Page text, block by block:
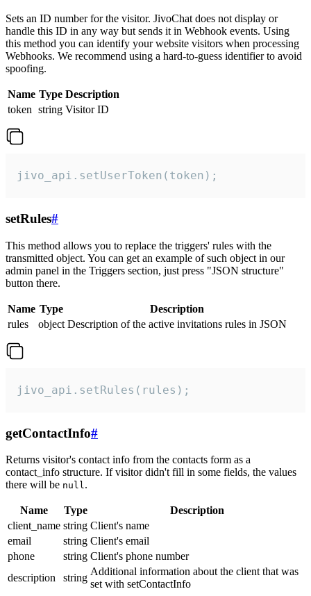
Sets an ID number for the visitor. JivoChat does not display or
handle this ID in any way but sends it in Webhook events. Using
this method you can identify your website visitors when processing
Webhooks. We recommend using a hard-to-guess identifier to avoid
spoofing.
Name Type Description
token string Visitor ID
jivo_api.setUserToken(token);
setRules#
This method allows you to replace the triggers' rules with the
transmitted object. You can get an example of such object in our
admin panel in the Triggers section, just press "JSON structure"
button there.
Name Type
Description
rules
object Description of the active invitations rules in JSON
jivo_api.setRules(rules);
getContactInfo#
Returns visitor's contact info from the contacts form as a
contact_info structure. If visitor didn't fill in some fields, the values
there will be null.
Name Type
Description
client_name string Client's name
email
string Client's email
phone
string Client's phone number
description
string
Additional information about the client that was
set with setContactInfo